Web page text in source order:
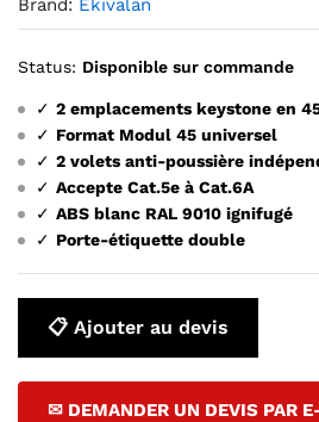
Brand: Ekivalan
Status: Disponible sur commande
✓ 2 emplacements keystone en
✓ Format Modul 45 universel
✓ 2 volets anti-poussière
✓ Accepte Cat.5e à Cat.6A
✓ ABS blanc RAL 9010 ignifugé
✓ Porte-étiquette double
📋 Ajouter au devis
✉ DEMANDER UN DEVIS PAR